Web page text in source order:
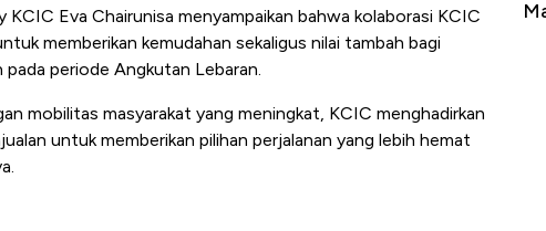
Eva Chairunisa menyampaikan bahwa kolaborasi KCIC
memberikan kemudahan sekaligus nilai tambah bagi
pada periode Angkutan Lebaran.
mobilitas masyarakat yang meningkat, KCIC menghadirkan
untuk memberikan pilihan perjalanan yang lebih hemat
Berbahaya
Mana yang Cuannya Paling Menyala?